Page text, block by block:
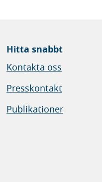
Hitta snabbt
Kontakta oss
Presskontakt
Publikationer